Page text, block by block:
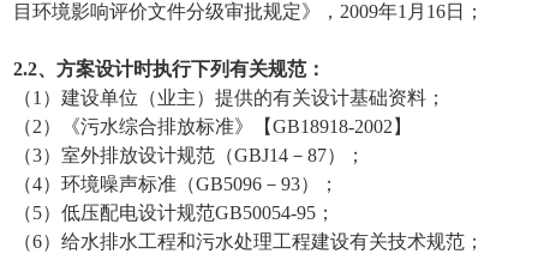
目环境影响评价文件分级审批规定》，2009年1月16日；
2.2、方案设计时执行下列有关规范：
（1）建设单位（业主）提供的有关设计基础资料；
（2）《污水综合排放标准》【GB18918-2002】
（3）室外排放设计规范（GBJ14－87）；
（4）环境噪声标准（GB5096－93）；
（5）低压配电设计规范GB50054-95；
（6）给水排水工程和污水处理工程建设有关技术规范；